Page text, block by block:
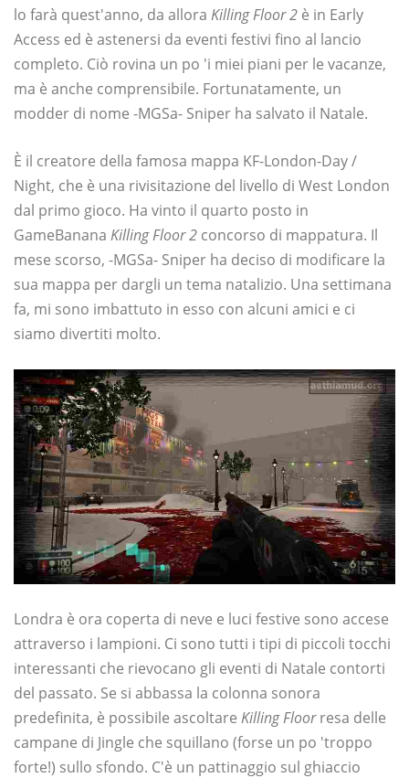
lo farà quest'anno, da allora Killing Floor 2 è in Early
Access ed è astenersi da eventi festivi fino al lancio
completo. Ciò rovina un po 'i miei piani per le vacanze,
ma è anche comprensibile. Fortunatamente, un
modder di nome -MGSa- Sniper ha salvato il Natale.
È il creatore della famosa mappa KF-London-Day /
Night, che è una rivisitazione del livello di West London
dal primo gioco. Ha vinto il quarto posto in
GameBanana Killing Floor 2 concorso di mappatura. Il
mese scorso, -MGSa- Sniper ha deciso di modificare la
sua mappa per dargli un tema natalizio. Una settimana
fa, mi sono imbattuto in esso con alcuni amici e ci
siamo divertiti molto.
Londra è ora coperta di neve e luci festive sono accese
attraverso i lampioni. Ci sono tutti i tipi di piccoli tocchi
interessanti che rievocano gli eventi di Natale contorti
del passato. Se si abbassa la colonna sonora
predefinita, è possibile ascoltare Killing Floorresa delle
campane di Jingle che squillano (forse un po 'troppo
forte!) sullo sfondo. C'è un pattinaggio sul ghiaccio